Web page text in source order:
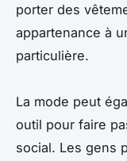
porter des
appartenance à
particulière.
La mode peut
outil pour faire
social. Les gens